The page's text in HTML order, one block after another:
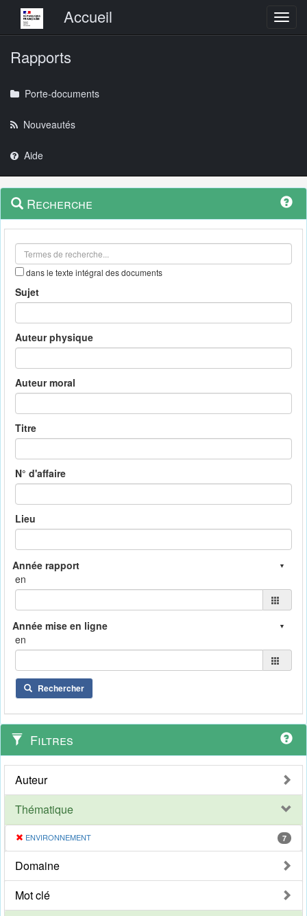
Menu principalAccueil
Rapports
Porte-documents
Nouveautés
Aide
Navigation
outils
Menu
contextuel
Recherche
dans le texte intégral des documents
Sujet
Auteur physique
Auteur moral
Titre
N° d'affaire
Lieu
en
en
Rechercher
Filtres
Auteur
Thématique
ENVIRONNEMENT 7
Domaine
Mot clé